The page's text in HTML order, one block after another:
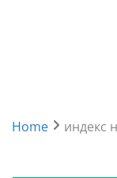
Home индекс